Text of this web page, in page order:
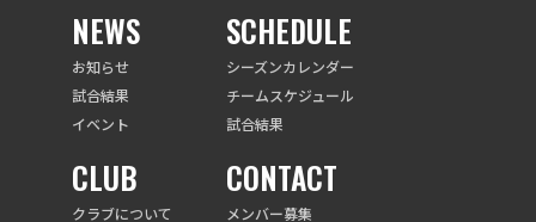
NEWS
お知らせ
試合結果
イベント
CLUB
クラブについて
SCHEDULE
シーズンカレンダー
チームスケジュール
試合結果
CONTACT
メンバー募集